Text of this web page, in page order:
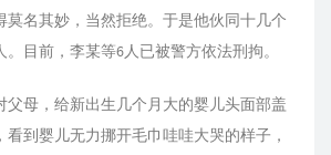
莫名其妙，当然拒绝。于是他伙同十几个
目前，李某等6人已被警方依法刑拘。
父母，给新出生几个月大的婴儿头面部盖
到婴儿无力挪开毛巾哇哇大哭的样子，